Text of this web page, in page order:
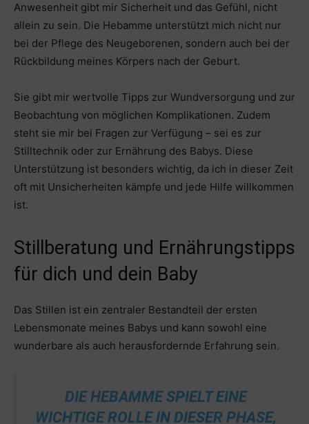
Anwesenheit gibt mir Sicherheit und das Gefühl, nicht
allein zu sein. Die Hebamme unterstützt mich nicht nur
bei der Pflege des Neugeborenen, sondern auch bei der
Rückbildung meines Körpers nach der Geburt.
Sie gibt mir wertvolle Tipps zur Wundversorgung und zur
Beobachtung von möglichen Komplikationen. Zudem
steht sie mir bei Fragen zur Verfügung – sei es zur
Stilltechnik oder zur Ernährung des Babys. Diese
Unterstützung ist besonders wichtig, da ich in dieser Zeit
oft mit Unsicherheiten kämpfe und jede Hilfe willkommen
ist.
Stillberatung und Ernährungstipps
für dich und dein Baby
Das Stillen ist ein zentraler Bestandteil der ersten
Lebensmonate meines Babys und kann sowohl eine
wunderbare als auch herausfordernde Erfahrung sein.
DIE HEBAMME SPIELT EINE
WICHTIGE ROLLE IN DIESER PHASE,